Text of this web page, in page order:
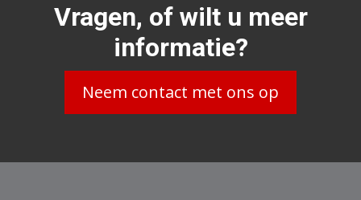
Vragen, of wilt u meer
informatie?
Neem contact met ons op